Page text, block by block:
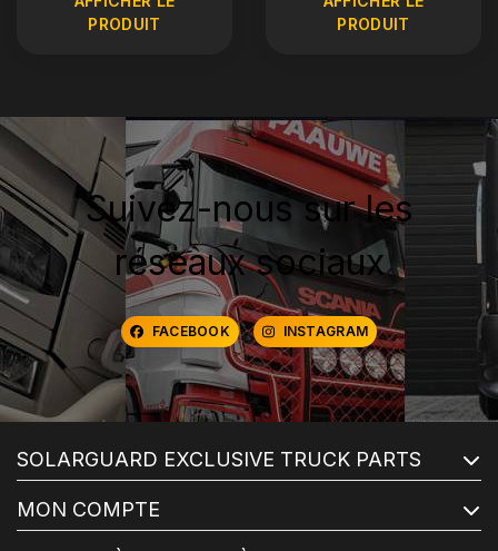
PRODUIT
PRODUIT
Suivez-nous sur les
réseaux sociaux
FACEBOOK INSTAGRAM
SOLARGUARD EXCLUSIVE TRUCK PARTS
MON COMPTE